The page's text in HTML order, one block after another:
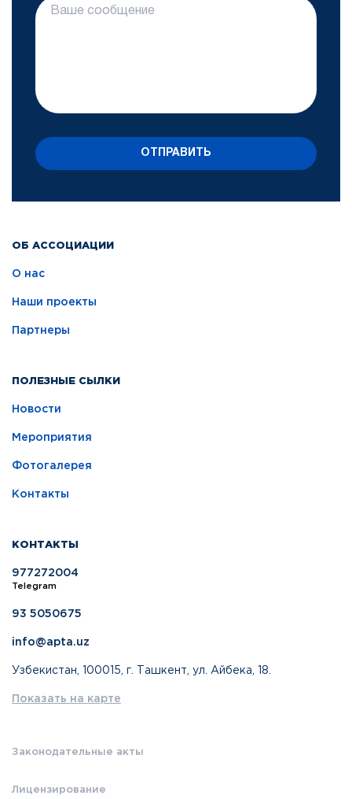
ОБ АССОЦИАЦИИ
О нас
Наши проекты
Партнеры
ПОЛЕЗНЫЕ СЫЛКИ
Новости
Мероприятия
Фотогалерея
Контакты
КОНТАКТЫ
977272004
Telegram
93 5050675
info@apta.uz
Узбекистан, 100015, г. Ташкент, ул. Айбека, 18.
Показать на карте
Законодательные акты
Лицензирование
ОТПРАВИТЬ